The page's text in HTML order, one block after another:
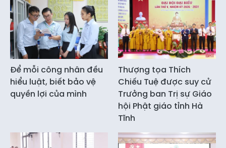
Để mỗi công nhân đều
hiểu luật, biết bảo vệ
quyền lợi của mình
Thượng tọa Thích
Chiếu Tuệ được suy cử
Trưởng ban Trị sự Giáo
hội Phật giáo tỉnh Hà
Tĩnh